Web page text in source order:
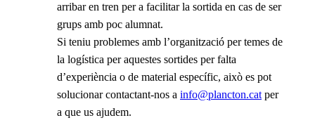
arribar en tren per a facilitar la sortida en cas de ser
grups amb poc alumnat.
Si teniu problemes amb l’organització per temes de
la logística per aquestes sortides per falta
d’experiència o de material específic, això es pot
solucionar contactant-nos a info@plancton.catper
a que us ajudem.